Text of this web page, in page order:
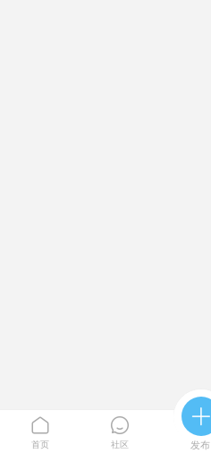

首页

社区

发布